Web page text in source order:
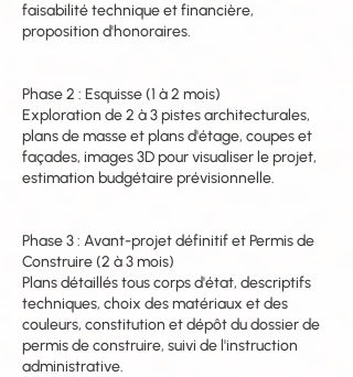
faisabilité technique et financière,
proposition d'honoraires.
Phase 2 : Esquisse (1 à 2 mois)
Exploration de 2 à 3 pistes architecturales,
plans de masse et plans d'étage, coupes et
façades, images 3D pour visualiser le projet,
estimation budgétaire prévisionnelle.
Phase 3 : Avant-projet définitif et Permis de
Construire (2 à 3 mois)
Plans détaillés tous corps d'état, descriptifs
techniques, choix des matériaux et des
couleurs, constitution et dépôt du dossier de
permis de construire, suivi de l'instruction
administrative.